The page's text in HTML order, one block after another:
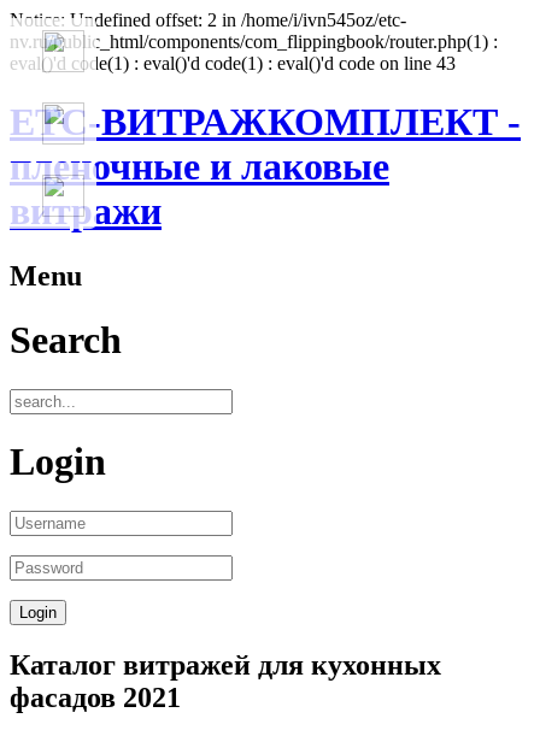
Notice: Undefined offset: 2 in /home/i/ivn545oz/etc-
nv.ru/public_html/components/com_flippingbook/router.php(1) :
eval()'d code(1) : eval()'d code(1) : eval()'d code on line 43
ЕТС-ВИТРАЖКОМПЛЕКТ -
пленочные и лаковые
витражи
Menu
Search
Login
Каталог витражей для кухонных
фасадов 2021